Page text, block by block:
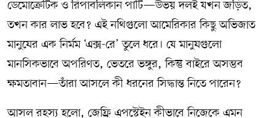
ডেমোক্রেটিক ও রিপাবলিকান পার্টি—উভয় দলই যখন জড়িত,
তখন কার লাভ হবে? এই নথিগুলো আমেরিকার কিছু অভিজাত
মানুষের এক নির্মম ‘এক্স-রে’ তুলে ধরে। যে মানুষগুলো
মানসিকভাবে অপরিণত, ভেতরে ভঙ্গুর, কিন্তু বাইরে অসম্ভব
ক্ষমতাবান—তাঁরা আসলে কী ধরনের সিদ্ধান্ত নিতে পারেন?
আসল রহস্য হলো, জেফ্রি এপস্টেইন কীভাবে নিজেকে এমন